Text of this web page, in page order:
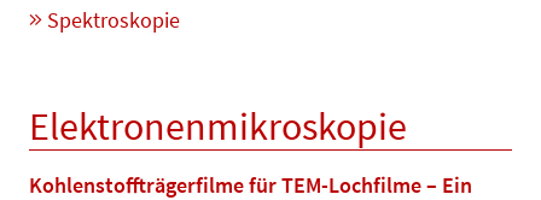
Spektroskopie
Elektronenmikroskopie
Kohlenstoffträgerfilme für TEM-Lochfilme – Ein